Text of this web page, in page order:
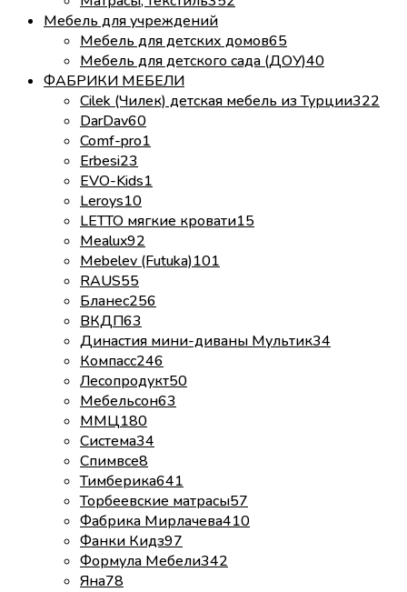
Мебель для учреждений
Мебель для детских домов65
Мебель для детского сада (ДОУ)40
ФАБРИКИ МЕБЕЛИ
Cilek (Чилек) детская мебель из Турции322
DarDav60
Comf-pro1
Erbesi23
EVO-Kids1
Leroys10
LETTO мягкие кровати15
Mealux92
Mebelev (Futuka)101
RAUS55
Бланес256
ВКДП63
Династия мини-диваны Мультик34
Компасс246
Лесопродукт50
Мебельсон63
ММЦ180
Система34
Спимвсе8
Тимберика641
Торбеевские матрасы57
Фабрика Мирлачева410
Фанки Кидз97
Формула Мебели342
Яна78